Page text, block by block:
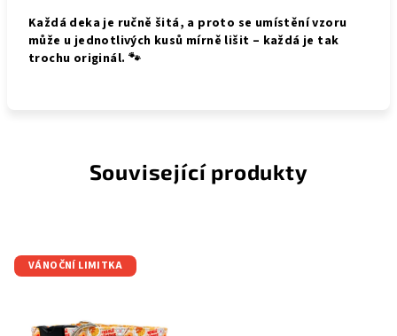
Každá deka je ručně šitá, a proto se umístění vzoru
může u jednotlivých kusů mírně lišit – každá je tak
trochu originál. 🐾
Související produkty
VÁNOČNÍ LIMITKA